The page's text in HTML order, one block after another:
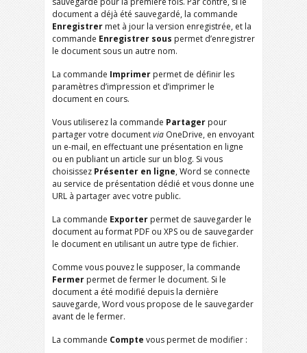
document a déjà été sauvegardé, la commande
Enregistrer met à jour la version enregistrée, et la
commande Enregistrer sous permet d’enregistrer
le document sous un autre nom.
La commande Imprimer permet de définir les
paramètres d’impression et d’imprimer le
document en cours.
Vous utiliserez la commande Partager pour
partager votre documentvia OneDrive, en envoyant
un e-mail, en effectuant une présentation en ligne
ou en publiant un article sur un blog. Si vous
choisissez Présenter en ligne, Word se connecte
au service de présentation dédié et vous donne une
URL à partager avec votre public.
La commande Exporter permet de sauvegarder le
document au format PDF ou XPS ou de sauvegarder
le document en utilisant un autre type de fichier.
Comme vous pouvez le supposer, la commande
Fermer permet de fermer le document. Si le
document a été modifié depuis la dernière
sauvegarde, Word vous propose de le sauvegarder
avant de le fermer.
La commande Compte vous permet de modifier :